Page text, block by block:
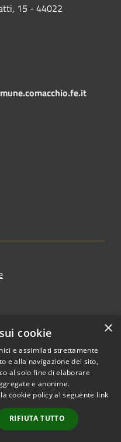
15 - 44022
Copyright © 2026 • Città di
Municipium•
Accesso
redazione
×
cookie
e assimilati strettamente
e alla navigazione del sito,
al solo fine di elaborare
e anonime.
cookie policy al seguente link
RIFIUTA TUTTO